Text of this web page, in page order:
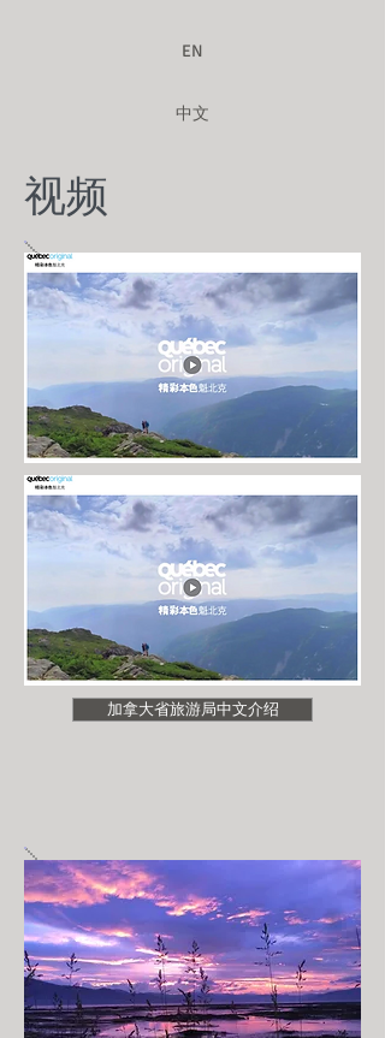
EN
中文
视频
加拿大省旅游局中文介绍